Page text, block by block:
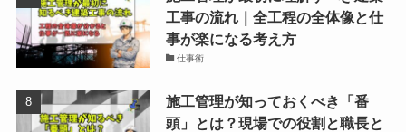
工事の流れ｜全工程の全体像と仕
事が楽になる考え方
仕事術
施工管理が知っておくべき「番
頭」とは？現場での役割と職長と